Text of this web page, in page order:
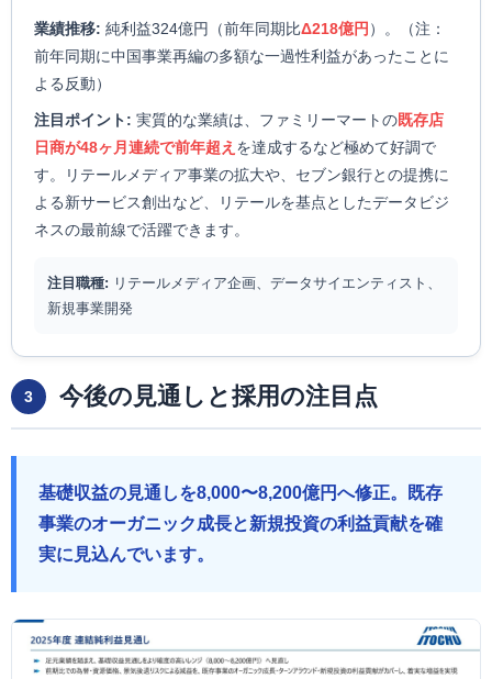
業績推移: 純利益324億円（前年同期比Δ218億円 ）。（注：
前年同期に中国事業再編の多額な一過性利益があったことに
よる反動）
注目ポイント: 実質的な業績は、ファミリーマートの既存店
日商が48ヶ月連続で前年超え を達成するなど極めて好調で
す。リテールメディア事業の拡大や、セブン銀行との提携に
よる新サービス創出など、リテールを基点としたデータビジ
ネスの最前線で活躍できます。
注目職種: リテールメディア企画、データサイエンティスト、
新規事業開発
3 今後の見通しと採用の注目点
基礎収益の見通しを8,000〜8,200億円へ修正。既存
事業のオーガニック成長と新規投資の利益貢献を確
実に見込んでいます。